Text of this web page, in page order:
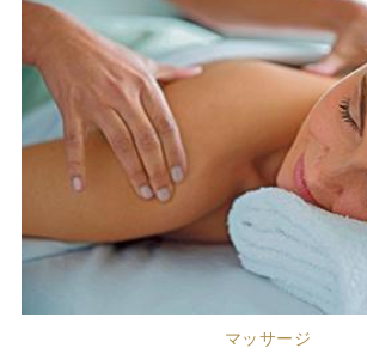
マッサージ